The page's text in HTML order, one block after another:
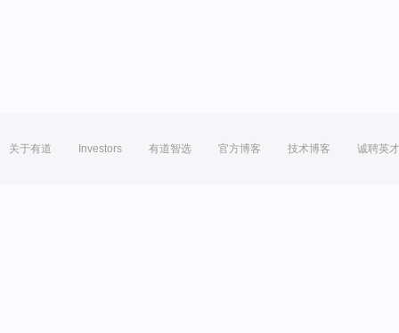
关于有道 Investors 有道智选 官方博客 技术博客 诚聘英才